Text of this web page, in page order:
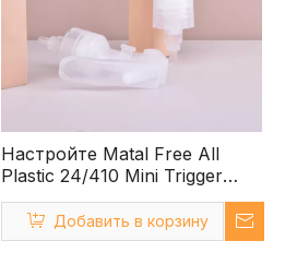
Настройте Matal Free All
Plastic 24/410 Mini Trigger
Sprayer
Добавить в корзину